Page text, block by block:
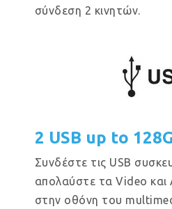
σύνδεση 2 κινητών.
2 USB up to
Συνδέστε τις USB
απολαύστε τα Video
στην οθόνη του